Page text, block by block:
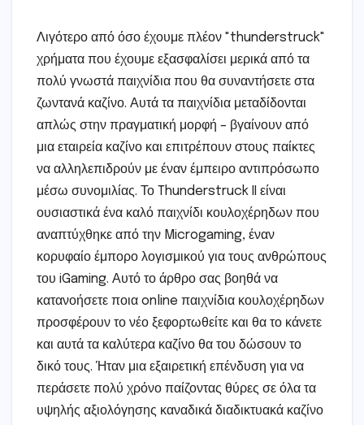
Λιγότερο από όσο έχουμε πλέον "thunderstruck"
χρήματα που έχουμε εξασφαλίσει μερικά από τα
πολύ γνωστά παιχνίδια που θα συναντήσετε στα
ζωντανά καζίνο. Αυτά τα παιχνίδια μεταδίδονται
απλώς στην πραγματική μορφή – βγαίνουν από
μια εταιρεία καζίνο και επιτρέπουν στους παίκτες
να αλληλεπιδρούν με έναν έμπειρο αντιπρόσωπο
μέσω συνομιλίας. Το Thunderstruck II είναι
ουσιαστικά ένα καλό παιχνίδι κουλοχέρηδων που
αναπτύχθηκε από την Microgaming, έναν
κορυφαίο έμπορο λογισμικού για τους ανθρώπους
του iGaming. Αυτό το άρθρο σας βοηθά να
κατανοήσετε ποια online παιχνίδια κουλοχέρηδων
προσφέρουν το νέο ξεφορτωθείτε και θα το κάνετε
και αυτά τα καλύτερα καζίνο θα του δώσουν το
δικό τους. Ήταν μια εξαιρετική επένδυση για να
περάσετε πολύ χρόνο παίζοντας θύρες σε όλα τα
υψηλής αξιολόγησης καναδικά διαδικτυακά καζίνο